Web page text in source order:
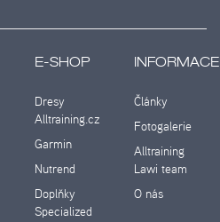
E-SHOP
Dresy
Alltraining.cz
Garmin
Nutrend
Doplňky
Specialized
INFORMACE
Články
Fotogalerie
Alltraining
Lawi team
O nás